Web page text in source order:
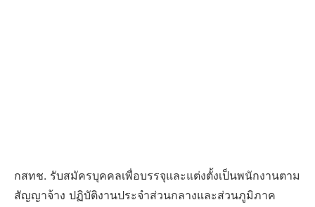
กสทช. รับสมัครบุคคลเพื่อบรรจุและแต่งตั้งเป็นพนักงานตาม
สัญญาจ้าง ปฏิบัติงานประจำส่วนกลางและส่วนภูมิภาค